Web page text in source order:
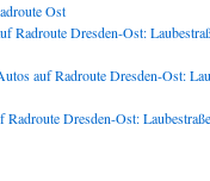
Ost
Radroute Dresden-Ost:
auf Radroute Dresden-Ost:
Radroute Dresden-Ost: